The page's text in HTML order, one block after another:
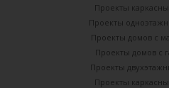
Проекты
Проекты
Проекты домов с
Проекты домов с
Проекты
Проекты